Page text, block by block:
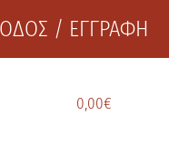
/ ΕΓΓΡΑΦΗ
0,00€